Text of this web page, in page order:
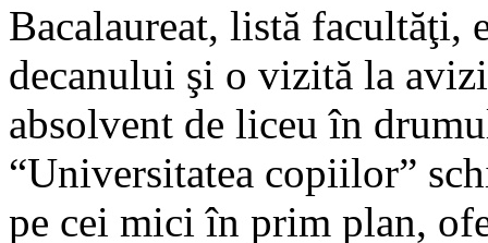
Bacalaureat, listă facultăţi,
decanului şi o vizită la
absolvent de liceu în
“Universitatea copiilor”
pe cei mici în prim plan,